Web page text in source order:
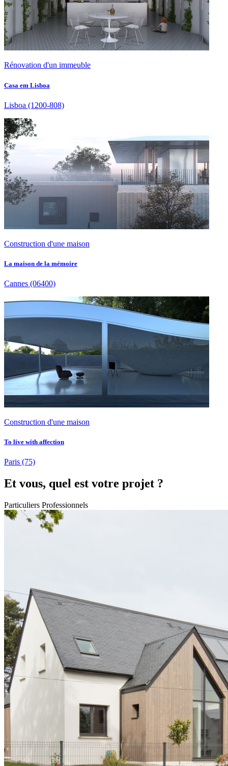
Rénovation d'un immeuble
Casa em Lisboa
Lisboa (1200-808)
Construction d'une maison
La maison de la mémoire
Cannes (06400)
Construction d'une maison
To live with affection
Paris (75)
Et vous, quel est votre projet ?
Particuliers Professionnels